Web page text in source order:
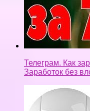
ФАРМ БАЛАНСА
ВКЛЮЧИЛ БОТА